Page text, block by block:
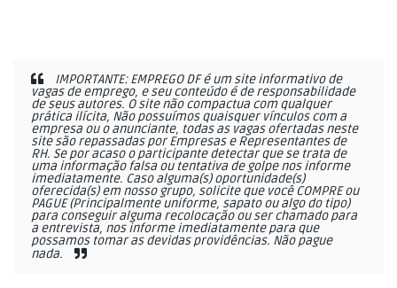
IMPORTANTE: EMPREGO DF é um site informativo de
vagas de emprego, e seu conteúdo é de responsabilidade
de seus autores. O site não compactua com qualquer
prática ilícita, Não possuímos quaisquer vínculos com a
empresa ou o anunciante, todas as vagas ofertadas neste
site são repassadas por Empresas e Representantes de
RH. Se por acaso o participante detectar que se trata de
uma informação falsa ou tentativa de golpe nos informe
imediatamente. Caso alguma(s) oportunidade(s)
oferecida(s) em nosso grupo, solicite que você COMPRE ou
PAGUE (Principalmente uniforme, sapato ou algo do tipo)
para conseguir alguma recolocação ou ser chamado para
a entrevista, nos informe imediatamente para que
possamos tomar as devidas providências. Não pague
nada.